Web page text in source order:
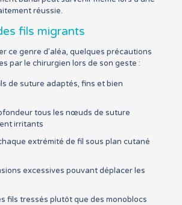
réussie.
fils migrants
ce genre d’aléa, quelques précautions
par le chirurgien lors de son geste :
de suture adaptés, fins et bien
tous les nœuds de suture
irritants
extrémité de fil sous plan cutané
excessives pouvant déplacer les
fils tressés plutôt que des monoblocs